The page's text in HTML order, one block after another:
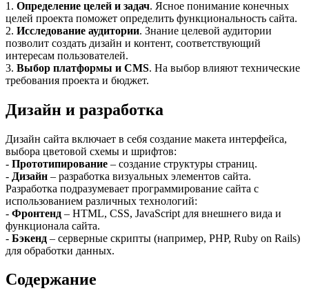
1. Определение целей и задач. Ясное понимание конечных
целей проекта поможет определить функциональность сайта.
2. Исследование аудитории. Знание целевой аудитории
позволит создать дизайн и контент, соответствующий
интересам пользователей.
3. Выбор платформы и CMS. На выбор влияют технические
требования проекта и бюджет.
Дизайн и разработка
Дизайн сайта включает в себя создание макета интерфейса,
выбора цветовой схемы и шрифтов:
- Прототипирование – создание структуры страниц.
- Дизайн – разработка визуальных элементов сайта.
Разработка подразумевает программирование сайта с
использованием различных технологий:
- Фронтенд – HTML, CSS, JavaScript для внешнего вида и
функционала сайта.
- Бэкенд – серверные скрипты (например, PHP, Ruby on Rails)
для обработки данных.
Содержание